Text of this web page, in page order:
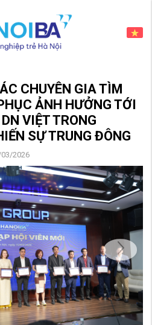
CHUYÊN GIA TÌM
ẢNH HƯỞNG TỚI
VIỆT TRONG
SỰ TRUNG ĐÔNG
03/2026